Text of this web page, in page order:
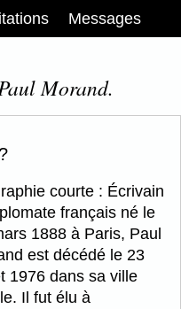
Messages
Morand.
courte : Écrivain
français né le
1888 à Paris, Paul
est décédé le 23
1976 dans sa ville
Il fut élu à